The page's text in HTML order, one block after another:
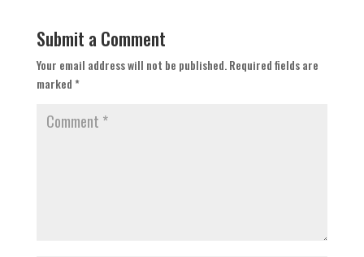
Submit a Comment
Your email address will not be published. Required fields are
marked*